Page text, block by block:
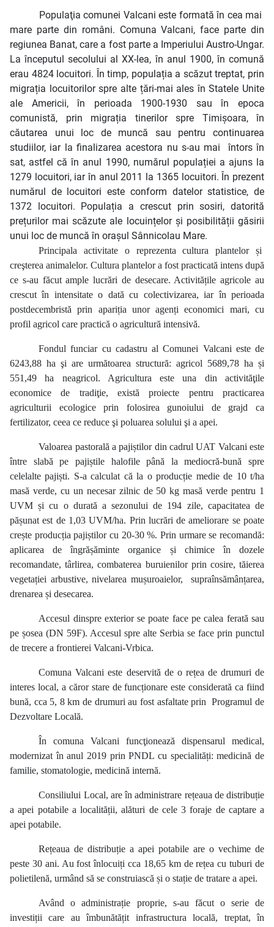
Populaţia comunei Valcani este formată în cea mai
mare parte din români. Comuna Valcani, face parte din
regiunea Banat, care a fost parte a Imperiului Austro-Ungar.
La începutul secolului al XX-lea, în anul 1900, în comună
erau 4824 locuitori. În timp, populația a scăzut treptat, prin
migrația locuitorilor spre alte țări-mai ales în Statele Unite
ale Americii, în perioada 1900-1930 sau în epoca
comunistă, prin migrația tinerilor spre Timișoara, în
căutarea unui loc de muncă sau pentru continuarea
studiilor, iar la finalizarea acestora nu s-au mai
întors în
sat, astfel că în anul 1990, numărul populației a ajuns la
1279 locuitori, iar în anul 2011 la 1365 locuitori. În prezent
numărul de locuitori este conform datelor statistice, de
1372 locuitori. Populația a crescut prin sosiri, datorită
prețurilor mai scăzute ale locuințelor și posibilității găsirii
unui loc de muncă în orașul Sânnicolau Mare.
Principala activitate o reprezenta cultura plantelor și
creşterea animalelor. Cultura plantelor a fost practicată intens după
ce s-au făcut ample lucrări de desecare. Activitățile agricole au
crescut în intensitate o dată cu colectivizarea, iar în perioada
postdecembristă prin apariția unor agenți economici mari, cu
profil agricol care practică o agricultură intensivă.
Fondul funciar cu cadastru al Comunei Valcani este de
6243,88 ha şi are următoarea structură: agricol 5689,78 ha și
551,49 ha neagricol. Agricultura este una din activităţile
economice de tradiţie, există proiecte pentru practicarea
agriculturii ecologice prin folosirea gunoiului de grajd ca
fertilizator, ceea ce reduce şi poluarea solului şi a apei.
Valoarea pastorală a pajiștilor din cadrul UAT Valcani este
între slabă pe pajiștile halofile până la mediocră-bună spre
celelalte pajiști. S-a calculat că la o producție medie de 10 t/ha
masă verde, cu un necesar zilnic de 50 kg masă verde pentru 1
UVM și cu o durată a sezonului de 194 zile, capacitatea de
pășunat est de 1,03 UVM/ha. Prin lucrări de ameliorare se poate
crește producția pajiștilor cu 20-30 %. Prin urmare se recomandă:
aplicarea de îngrășăminte organice și chimice în dozele
recomandate, târlirea, combaterea buruienilor prin cosire, tăierea
vegetației arbustive, nivelarea mușuroaielor,
supraînsămânțarea,
drenarea și desecarea.
Accesul dinspre exterior se poate face pe calea ferată sau
pe șosea (DN 59F). Accesul spre alte Serbia se face prin punctul
de trecere a frontierei Valcani-Vrbica.
Comuna Valcani este deservită de o rețea de drumuri de
interes local, a căror stare de funcționare este considerată ca fiind
bună, cca 5, 8 km de drumuri au fost asfaltate prin
Programul de
Dezvoltare Locală.
În comuna Valcani funcţionează dispensarul medical,
modernizat în anul 2019 prin PNDL cu specialități: medicină de
familie, stomatologie, medicină internă.
Consiliului Local, are în administrare rețeaua de distribuție
a apei potabile a localității, alături de cele 3 foraje de captare a
apei potabile.
Rețeaua de distribuție a apei potabile are o vechime de
peste 30 ani. Au fost înlocuiți cca 18,65 km de rețea cu tuburi de
polietilenă, urmând să se construiască și o stație de tratare a apei.
Având o administrație proprie, s-au făcut o serie de
investiții care au îmbunătățit infrastructura locală, treptat, în